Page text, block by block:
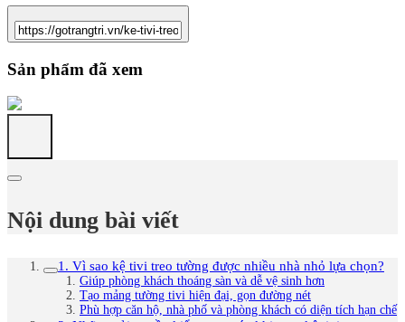
Sản phẩm đã xem
Nội dung bài viết
1. Vì sao kệ tivi treo tường được nhiều nhà nhỏ lựa chọn?
Giúp phòng khách thoáng sàn và dễ vệ sinh hơn
Tạo mảng tường tivi hiện đại, gọn đường nét
Phù hợp căn hộ, nhà phố và phòng khách có diện tích hạn chế